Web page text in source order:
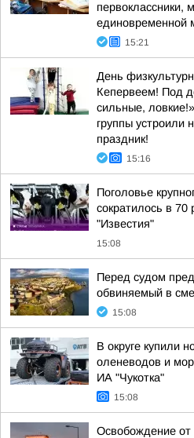
первоклассники,
единовременной
15:21
День
Кепервеем! Под
сильные,
группы устроили
праздник!
15:16
Поголовье
сократилось в 70
"Известия"
15:08
Перед судом
обвиняемый в
15:08
В округе купили
оленеводов и
ИА "Чукотка"
15:08
Освобождение от